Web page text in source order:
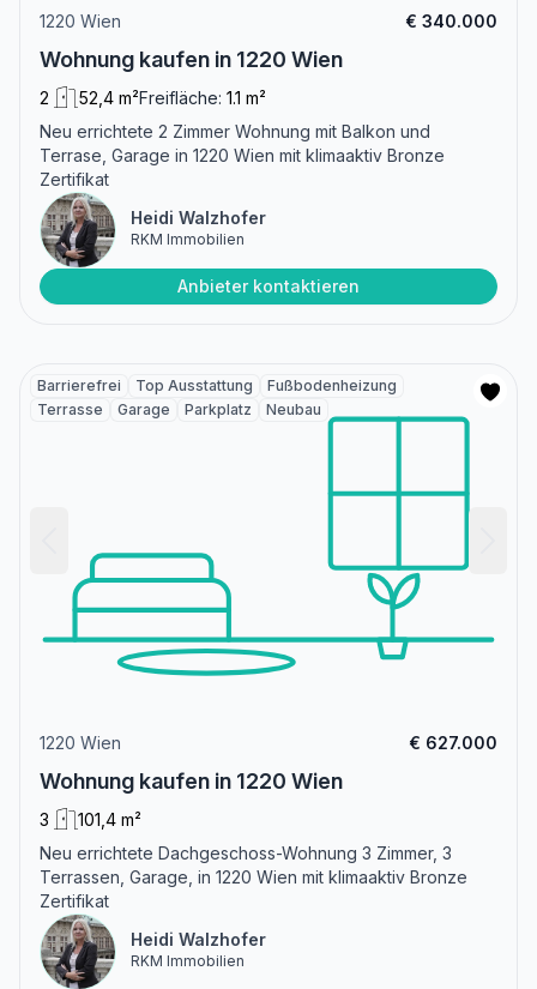
1220 Wien € 340.000
Wohnung kaufen in 1220 Wien
2 52,4 m²Freifläche: 1.1 m²
Neu errichtete 2 Zimmer Wohnung mit Balkon und
Terrase, Garage in 1220 Wien mit klimaaktiv Bronze
Zertifikat
Heidi Walzhofer
RKM Immobilien
Anbieter kontaktieren
Barrierefrei Top Ausstattung
Fußbodenheizung
Terrasse
Garage Parkplatz Neubau
1220 Wien € 627.000
Wohnung kaufen in 1220 Wien
3
101,4 m²
Neu errichtete Dachgeschoss-Wohnung 3 Zimmer, 3
Terrassen, Garage, in 1220 Wien mit klimaaktiv Bronze
Zertifikat
Heidi Walzhofer
RKM Immobilien